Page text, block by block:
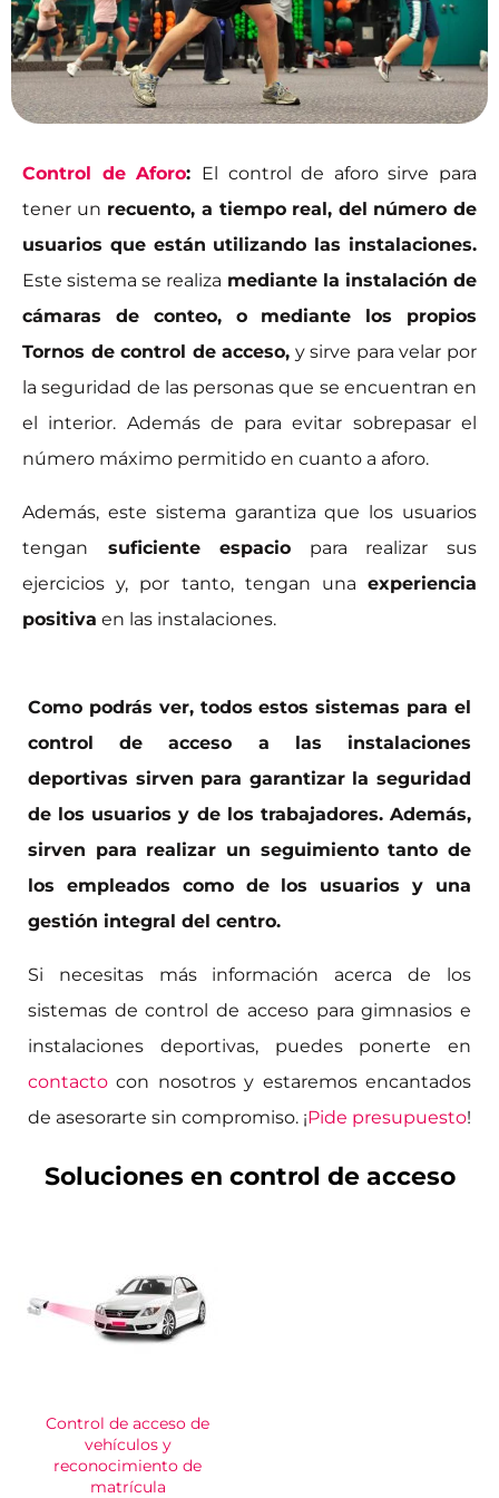
Control de Aforo: El control de aforo sirve para
tener un recuento, a tiempo real, del número de
usuarios que están utilizando las instalaciones.
Este sistema se realiza mediante la instalación de
cámaras de conteo, o mediante los propios
Tornos de control de acceso, y sirve para velar por
la seguridad de las personas que se encuentran en
el interior. Además de para evitar sobrepasar el
número máximo permitido en cuanto a aforo.
Además, este sistema garantiza que los usuarios
tengan suficiente espacio para realizar sus
ejercicios y, por tanto, tengan una experiencia
positiva en las instalaciones.
Como podrás ver, todos estos sistemas para el
control de acceso a las instalaciones
deportivas sirven para garantizar la seguridad
de los usuarios y de los trabajadores. Además,
sirven para realizar un seguimiento tanto de
los empleados como de los usuarios y una
gestión integral del centro.
Si necesitas más información acerca de los
sistemas de control de acceso para gimnasios e
instalaciones deportivas, puedes ponerte en
contacto con nosotros y estaremos encantados
de asesorarte sin compromiso. ¡Pide presupuesto!
Soluciones en control de acceso
Control de acceso de
vehículos y
reconocimiento de
matrícula